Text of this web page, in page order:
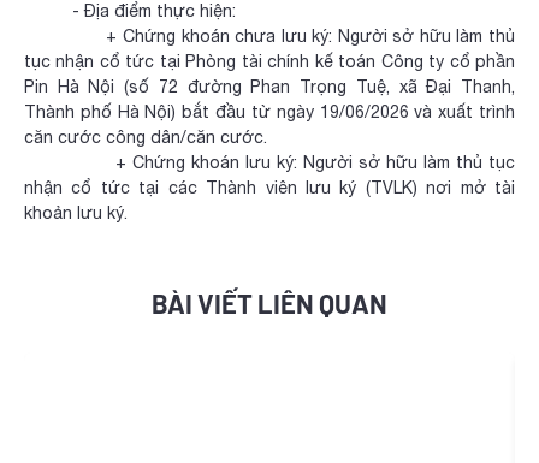
- Địa điểm thực hiện:
+ Chứng khoán chưa lưu ký: Người sở hữu làm thủ
tục nhận cổ tức tại Phòng tài chính kế toán Công ty cổ phần
Pin Hà Nội (số 72 đường Phan Trọng Tuệ, xã Đại Thanh,
Thành phố Hà Nội) bắt đầu từ ngày 19/06/2026 và xuất trình
căn cước công dân/căn cước.
+ Chứng khoán lưu ký: Người sở hữu làm thủ tục
nhận cổ tức tại các Thành viên lưu ký (TVLK) nơi mở tài
khoản lưu ký.
BÀI VIẾT LIÊN QUAN